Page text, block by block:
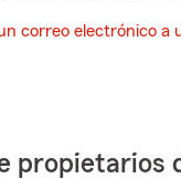
correo electrónico a
propietarios